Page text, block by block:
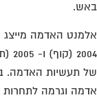
האדמה מייצג
2004